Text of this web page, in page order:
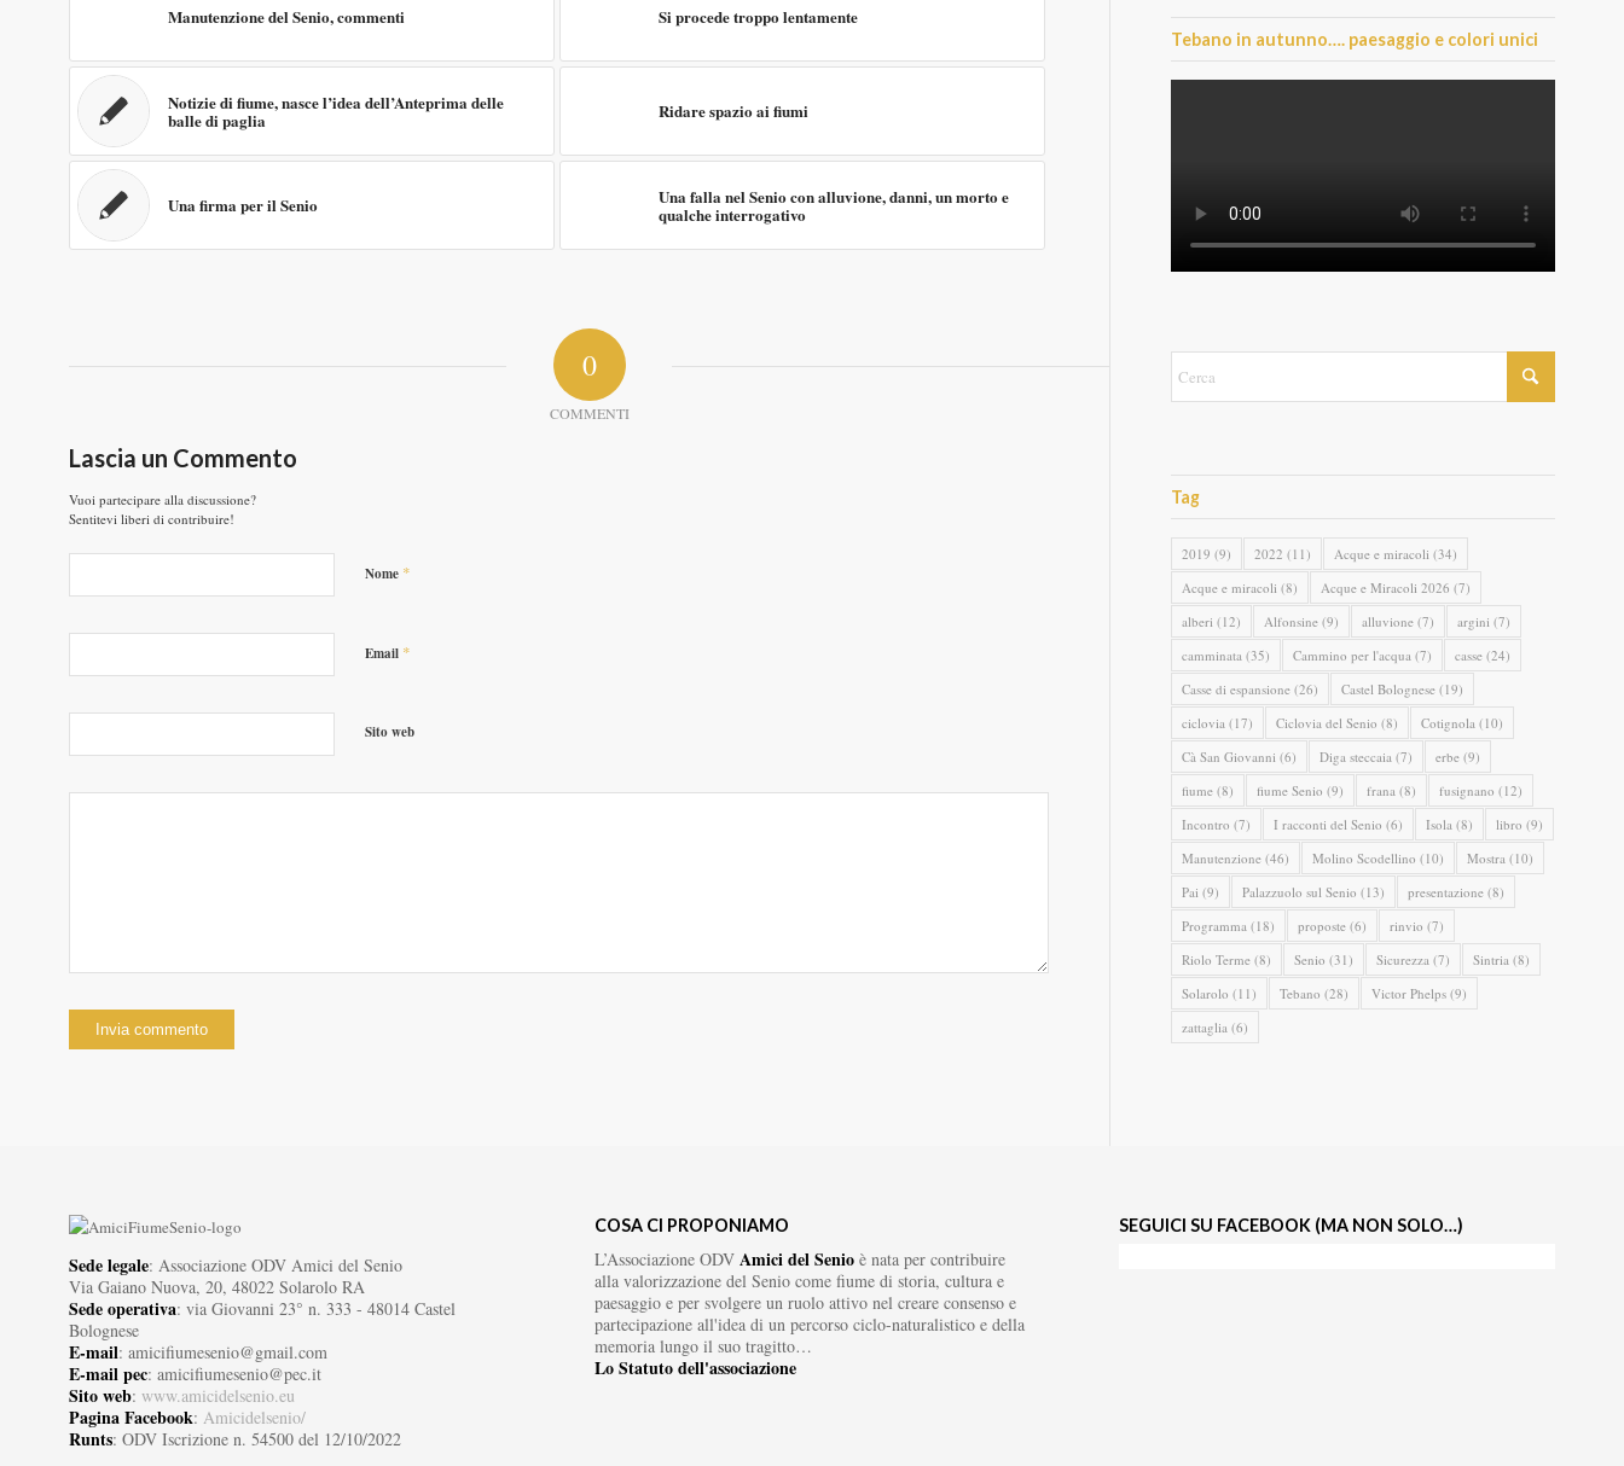
Manutenzione del Senio, commenti Si procede troppo lentamente
Notizie di fiume, nasce l’idea dell’Anteprima delle
balle di paglia Ridare spazio ai fiumi
Una firma per il Senio Una falla nel Senio con alluvione, danni, un morto e
qualche interrogativo
0
COMMENTI
Lascia un Commento
Vuoi partecipare alla discussione?
Sentitevi liberi di contribuire!
Nome *
Email *
Sito web
Tebano in autunno…. paesaggio e colori unici
Tag
2019 (9) 2022 (11) Acque e miracoli (34)
Acque e miracoli (8) Acque e Miracoli 2026 (7)
alberi (12) Alfonsine (9) alluvione (7) argini (7)
camminata (35) Cammino per l'acqua (7) casse (24)
Casse di espansione (26) Castel Bolognese (19)
ciclovia (17) Ciclovia del Senio (8) Cotignola (10)
Cà San Giovanni (6) Diga steccaia (7) erbe (9)
fiume (8) fiume Senio (9) frana (8) fusignano (12)
Incontro (7) I racconti del Senio (6) Isola (8) libro (9)
Manutenzione (46) Molino Scodellino (10) Mostra (10)
Pai (9) Palazzuolo sul Senio (13) presentazione (8)
Programma (18) proposte (6) rinvio (7)
Riolo Terme (8) Senio (31) Sicurezza (7) Sintria (8)
Solarolo (11) Tebano (28) Victor Phelps (9)
zattaglia (6)
Sede legale: Associazione ODV Amici del Senio
Via Gaiano Nuova, 20, 48022 Solarolo RA
Sede operativa: via Giovanni 23° n. 333 - 48014 Castel
Bolognese
E-mail: amicifiumesenio@gmail.com
E-mail pec: amicifiumesenio@pec.it
Sito web: www.amicidelsenio.eu
Pagina Facebook: Amicidelsenio/
Runts: ODV Iscrizione n. 54500 del 12/10/2022
COSA CI PROPONIAMO
L’Associazione ODV Amici del Senioè nata per contribuire
alla valorizzazione del Senio come fiume di storia, cultura e
paesaggio e per svolgere un ruolo attivo nel creare consenso e
partecipazione all'idea di un percorso ciclo-naturalistico e della
memoria lungo il suo tragitto…
Lo Statuto dell'associazione
SEGUICI SU FACEBOOK (MA NON SOLO…)